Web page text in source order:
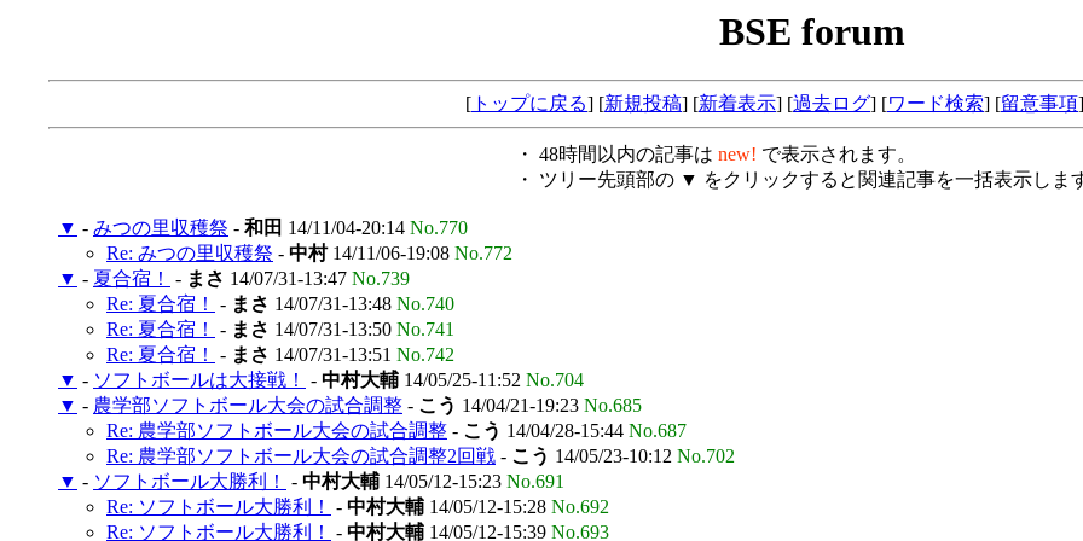
BSE forum
[ トップに戻る] [新規投稿] [新着表示] [過去ログ] [ワード検索] [留意事項
・ 48時間以内の記事は new! で表示されます。
・ ツリー先頭部の ▼ をクリックすると関連記事を一括表示しま
▼ - みつの里収穫祭 - 和田 14/11/04-20:14 No.770
Re: みつの里収穫祭 - 中村14/11/06-19:08 No.772
▼ - 夏合宿！ - まさ 14/07/31-13:47 No.739
Re: 夏合宿！
- まさ 14/07/31-13:48 No.740
Re: 夏合宿！
- まさ 14/07/31-13:50 No.741
Re: 夏合宿！
- まさ 14/07/31-13:51 No.742
▼ - ソフトボールは大接戦！ - 中村大輔 14/05/25-11:52 No.704
▼ - 農学部ソフトボール大会の試合調整 - こう 14/04/21-19:23 No.685
Re: 農学部ソフトボール大会の試合調整 - こう 14/04/28-15:44 No.687
Re: 農学部ソフトボール大会の試合調整2回戦 - こう 14/05/23-10:12 No.702
▼ - ソフトボール大勝利！ - 中村大輔 14/05/12-15:23 No.691
Re: ソフトボール大勝利！
- 中村大輔 14/05/12-15:28 No.692
Re: ソフトボール大勝利！
- 中村大輔 14/05/12-15:39 No.693